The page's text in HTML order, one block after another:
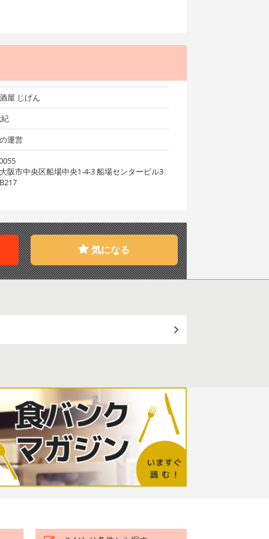
屋 じげん
運営
阪市中央区船場中央1-4-3 船場センタービル3
気になる